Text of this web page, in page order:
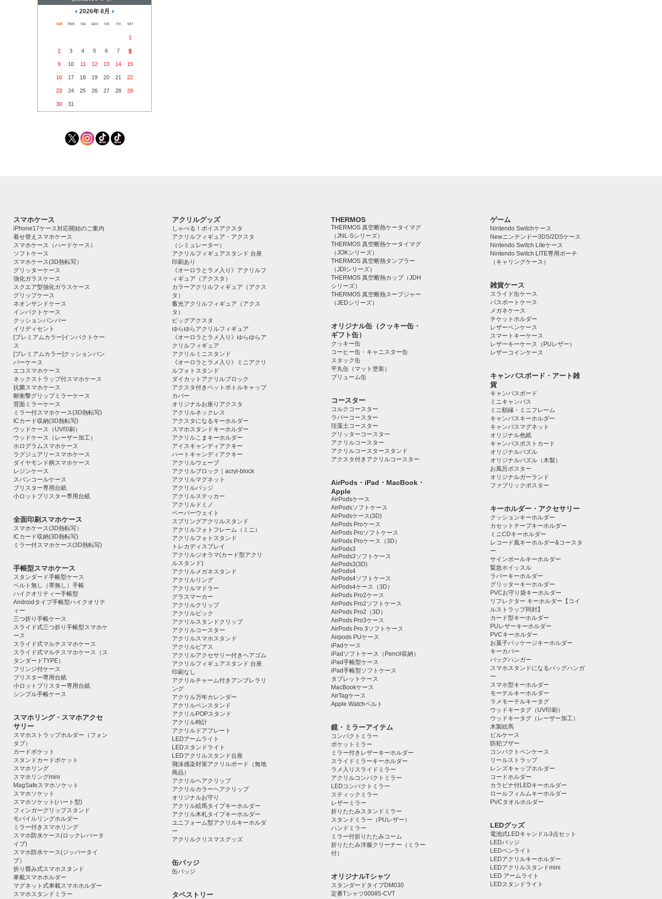
2026年 8月
1
2 3 4 5 6 7 8
9 10 11 12 13 14 15
16 17 18 19 20 21 22
23 24 25 26 27 28 29
30 31
スマホケース
iPhone17ケース対応開始のご案内
着せ替えスマホケース
スマホケース（ハードケース）
ソフトケース
スマホケース(3D熱転写）
グリッターケース
強化ガラスケース
スクエア型強化ガラスケース
グリップケース
ネオンサンドケース
インパクトケース
クッションバンパー
イリディセント
[プレミアムカラー]インパクトケー
ス
[プレミアムカラー]クッションバン
パーケース
エコスマホケース
ネックストラップ付スマホケース
抗菌スマホケース
耐衝撃グリップミラーケース
背面ミラーケース
ミラー付スマホケース(3D熱転写)
ICカード収納(3D熱転写)
ウッドケース（UV印刷）
ウッドケース（レーザー加工）
ホログラムスマホケース
ラグジュアリースマホケース
ダイヤモンド柄スマホケース
レジンケース
スパンコールケース
ブリスター専用台紙
小ロットブリスター専用台紙
全面印刷スマホケース
スマホケース(3D熱転写）
ICカード収納(3D熱転写)
ミラー付スマホケース(3D熱転写)
手帳型スマホケース
スタンダード手帳型ケース
ベルト無し（帯無し）手帳
ハイクオリティー手帳型
Androidタイプ手帳型ハイクオリテ
ィー
三つ折り手帳ケース
スライド式三つ折り手帳型スマホケ
ース
スライド式マルチスマホケース
スライド式マルチスマホケース（ス
タンダードTYPE）
フリンジ付ケース
ブリスター専用台紙
小ロットブリスター専用台紙
シンプル手帳ケース
スマホリング・スマホアクセ
サリー
スマホストラップホルダー（フォン
タブ）
カードポケット
スタンドカードポケット
スマホリング
スマホリングmini
MagSafeスマホソケット
スマホソケット
スマホソケット(ハート型)
フィンガーグリップスタンド
モバイルリングホルダー
ミラー付きスマホリング
スマホ防水ケース(ロックレバータ
イプ)
スマホ防水ケース(ジッパータイ
プ）
折り畳み式スマホスタンド
車載スマホホルダー
マグネット式車載スマホホルダー
スマホスタンドミラー
アクリルグッズ
しゃべる！ボイスアクスタ
アクリルフィギュア・アクスタ
（シミュレーター）
アクリルフィギュアスタンド 台座
印刷あり
《オーロラとラメ入り》アクリルフ
ィギュア（アクスタ）
カラーアクリルフィギュア（アクス
タ）
蓄光アクリルフィギュア（アクス
タ）
ビッグアクスタ
ゆらゆらアクリルフィギュア
《オーロラとラメ入り》ゆらゆらア
クリルフィギュア
アクリルミニスタンド
《オーロラとラメ入り》ミニアクリ
ルフォトスタンド
ダイカットアクリルブロック
アクスタ付きペットボトルキャップ
カバー
オリジナルお座りアクスタ
アクリルネックレス
アクスタになるキーホルダー
スマホスタンドキーホルダー
アクリルこまキーホルダー
アイスキャンディアクキー
ハートキャンディアクキー
アクリルウェーブ
アクリルブロック｜acryl-block
アクリルマグネット
アクリルバッジ
アクリルステッカー
アクリルドミノ
ペーパーウェイト
スプリングアクリルスタンド
アクリルフォトフレーム（ミニ）
アクリルフォトスタンド
トレカディスプレイ
アクリルジオラマ(カード型アクリ
ルスタンド)
アクリルメガネスタンド
アクリルリング
アクリルマドラー
グラスマーカー
アクリルクリップ
アクリルピック
アクリルスタンドクリップ
アクリルコースター
アクリルスマホスタンド
アクリルピアス
アクリルアクセサリー付きヘアゴム
アクリルフィギュアスタンド 台座
印刷なし
アクリルチャーム付きアンブレラリ
ング
アクリル万年カレンダー
アクリルペンスタンド
アクリルPOPスタンド
アクリル時計
アクリルドアプレート
LEDアームライト
LEDスタンドライト
LEDアクリルスタンド台座
飛沫感染対策アクリルボード（無地
商品）
アクリルヘアクリップ
アクリルカラーヘアクリップ
オリジナルお守り
アクリル絵馬タイプキーホルダー
アクリル木札タイプキーホルダー
ユニフォーム型アクリルキーホルダ
ー
アクリルクリスマスグッズ
缶バッジ
缶バッジ
タペストリー
THERMOS
THERMOS 真空断熱ケータイマグ
（JNL-Sシリーズ）
THERMOS 真空断熱ケータイマグ
（JOKシリーズ）
THERMOS 真空断熱タンブラー
（JDIシリーズ）
THERMOS 真空断熱カップ（JDH
シリーズ）
THERMOS 真空断熱スープジャー
（JEDシリーズ）
オリジナル缶（クッキー缶・
ギフト缶）
クッキー缶
コーヒー缶・キャニスター缶
スタック缶
平丸缶（マット塗装）
ブリューム缶
コースター
コルクコースター
ラバーコースター
珪藻土コースター
グリッターコースター
アクリルコースター
アクリルコースタースタンド
アクスタ付きアクリルコースター
AirPods・iPad・MacBook・
Apple
AirPodsケース
AirPodsソフトケース
AirPodsケース(3D)
AirPods Proケース
AirPods Proソフトケース
AirPods Proケース（3D）
AirPods3
AirPods3ソフトケース
AirPods3(3D)
AirPods4
AirPods4ソフトケース
AirPods4ケース（3D）
AirPods Pro2ケース
AirPods Pro2ソフトケース
AirPods Pro2（3D）
AirPods Pro3ケース
AirPods Pro 3ソフトケース
Airpods PUケース
iPadケース
iPadソフトケース（Pencil収納）
iPad手帳型ケース
iPad手帳型ソフトケース
タブレットケース️
MacBookケース
AirTagケース
Apple Watchベルト
鏡・ミラーアイテム
コンパクトミラー
ポケットミラー
ミラー付きレザーキーホルダー
スライドミラーキーホルダー
ラメ入りスライドミラー
アクリルコンパクトミラー
LEDコンパクトミラー
スティックミラー
レザーミラー
折りたたみスタンドミラー
スタンドミラー（PUレザー）
ハンドミラー
ミラー付折りたたみコーム
折りたたみ洋服クリーナー（ミラー
付）
オリジナルTシャツ
スタンダードタイプDM030
定番Tシャツ00085-CVT
ゲーム
Nintendo Switchケース
Newニンテンドー3DS/2DSケース
Nintendo Switch Liteケース
Nintendo Switch LITE専用ポーチ
（キャリングケース）
雑貨ケース
スライド缶ケース
パスポートケース
メガネケース
チケットホルダー
レザーペンケース
スマートキーケース
レザーキーケース（PUレザー）
レザーコインケース
キャンバスボード・アート雑
貨
キャンバスボード
ミニキャンバス
ミニ額縁・ミニフレーム
キャンバスキーホルダー
キャンバスマグネット
オリジナル色紙
キャンバスポストカード
オリジナルパズル
オリジナルパズル（木製）
お風呂ポスター
オリジナルガーランド
ファブリックポスター
キーホルダー・アクセサリー
クッションキーホルダー
カセットテープキーホルダー
ミニCDキーホルダー
レコード風キーホルダー&コースタ
ー
サインボールキーホルダー
緊急ホイッスル
ラバーキーホルダー
グリッターキーホルダー
PVCお守り袋キーホルダー
リフレクター キーホルダー【コイ
ルストラップ同封】
カード型キーホルダー
PUレザーキーホルダー
PVCキーホルダー
お菓子パッケージキーホルダー
キーカバー
バッグハンガー
スマホスタンドになるバッグハンガ
ー
スマホ型キーホルダー
モーテルキーホルダー
ラメモーテルキータグ
ウッドキータグ（UV印刷）
ウッドキータグ（レーザー加工）
木製絵馬
ピルケース
防犯ブザー
コンパクトペンケース
リールストラップ
レンズキャップホルダー
コードホルダー
カラビナ付LEDキーホルダー
ロールフィルムキーホルダー
PVCタオルホルダー
LEDグッズ
電池式LEDキャンドル3点セット
LEDバッジ
LEDペンライト️
LEDアクリルキーホルダー
LEDアクリルスタンドmini
LED アームライト
LEDスタンドライト